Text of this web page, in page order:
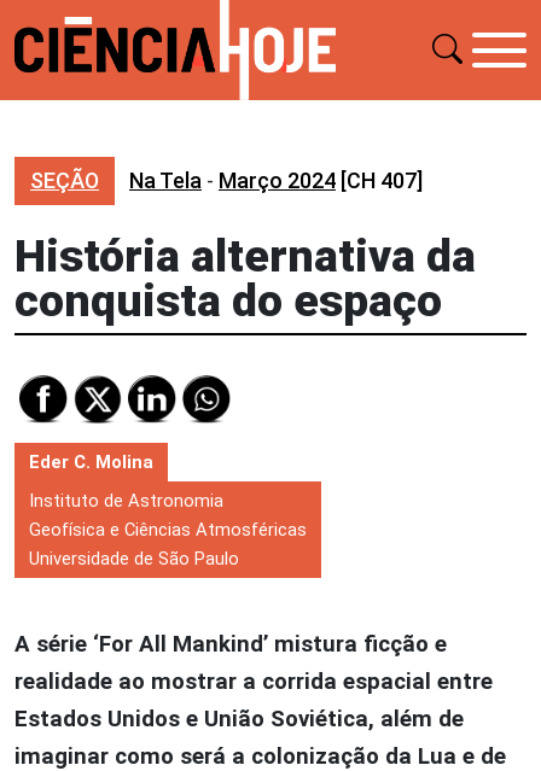
SEÇÃO Na Tela - Março 2024 [CH 407]
História alternativa da
conquista do espaço
Eder C. Molina
Instituto de Astronomia
Geofísica e Ciências Atmosféricas
Universidade de São Paulo
A série ‘For All Mankind’ mistura ficção e
realidade ao mostrar a corrida espacial entre
Estados Unidos e União Soviética, além de
imaginar como será a colonização da Lua e de